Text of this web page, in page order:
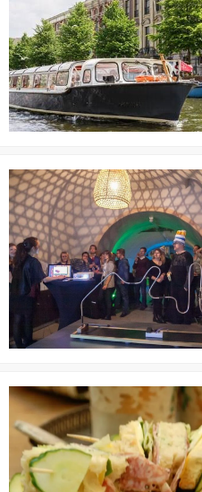
Wandelen,
Varen
Dinerspel
Game
Show
Floating
lunch